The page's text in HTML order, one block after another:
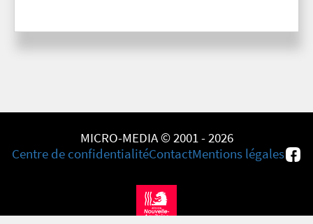
MICRO-MEDIA © 2001 - 2026
Centre de confidentialitéContactMentions légales